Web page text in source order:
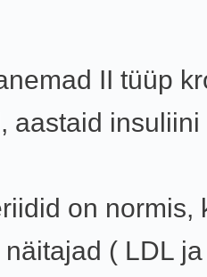
II tüüp
aastaid insuliini
on normis,
( LDL